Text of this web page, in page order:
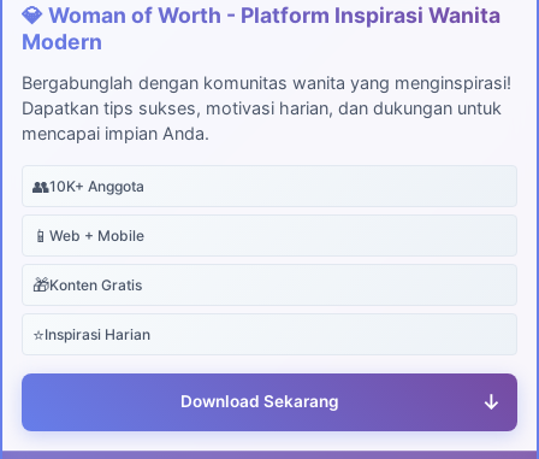
💎 Woman of Worth - Platform Inspirasi Wanita
Modern
Bergabunglah dengan komunitas wanita yang menginspirasi!
Dapatkan tips sukses, motivasi harian, dan dukungan untuk
mencapai impian Anda.
👥10K+ Anggota
📱 Web + Mobile
🎁Konten Gratis
⭐Inspirasi Harian
Download Sekarang ↓